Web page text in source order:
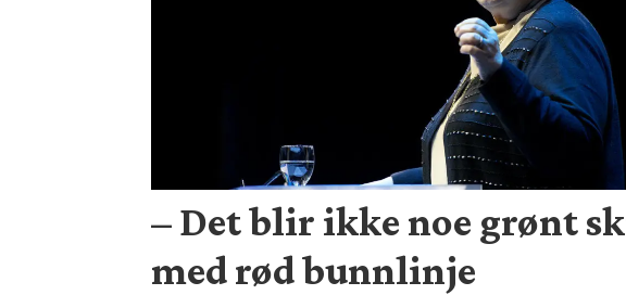
– Det blir ikke noe grønt
med rød bunnlinje